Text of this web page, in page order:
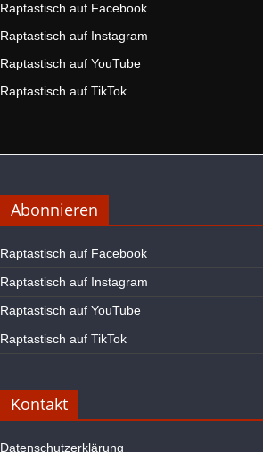
Raptastisch auf Facebook
Raptastisch auf Instagram
Raptastisch auf YouTube
Raptastisch auf TikTok
Abonnieren
Raptastisch auf Facebook
Raptastisch auf Instagram
Raptastisch auf YouTube
Raptastisch auf TikTok
Kontakt
Datenschutzerklärung